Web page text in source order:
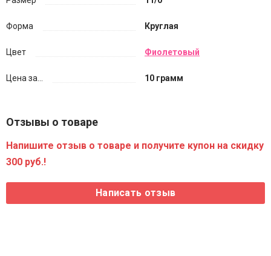
Форма Круглая
Цвет Фиолетовый
Цена за... 10 грамм
Отзывы о товаре
Напишите отзыв о товаре и получите купон на скидку
300 руб.!